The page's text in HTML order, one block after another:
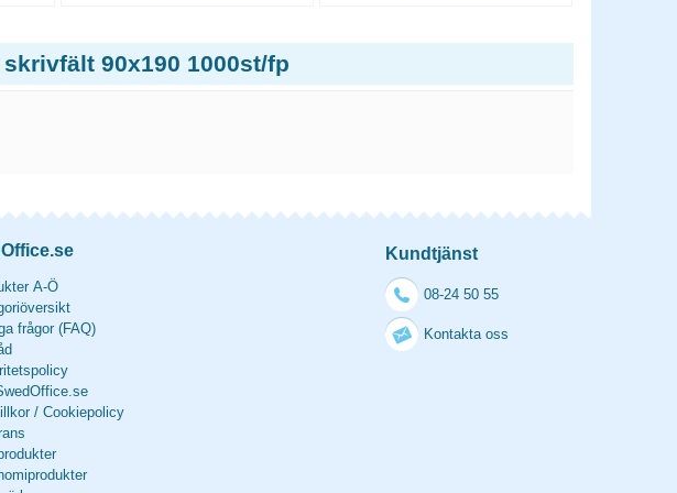
90x190 1000st/fp
A-Ö
frågor (FAQ)
/ Cookiepolicy
Kundtjänst
08-24 50 55
Kontakta oss